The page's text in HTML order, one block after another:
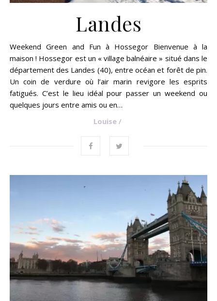
Landes
Weekend Green and Fun à Hossegor Bienvenue à la
maison ! Hossegor est un « village balnéaire » situé dans le
département des Landes (40), entre océan et forêt de pin.
Un coin de verdure où l’air marin revigore les esprits
fatigués. C’est le lieu idéal pour passer un weekend ou
quelques jours entre amis ou en…
Louise /